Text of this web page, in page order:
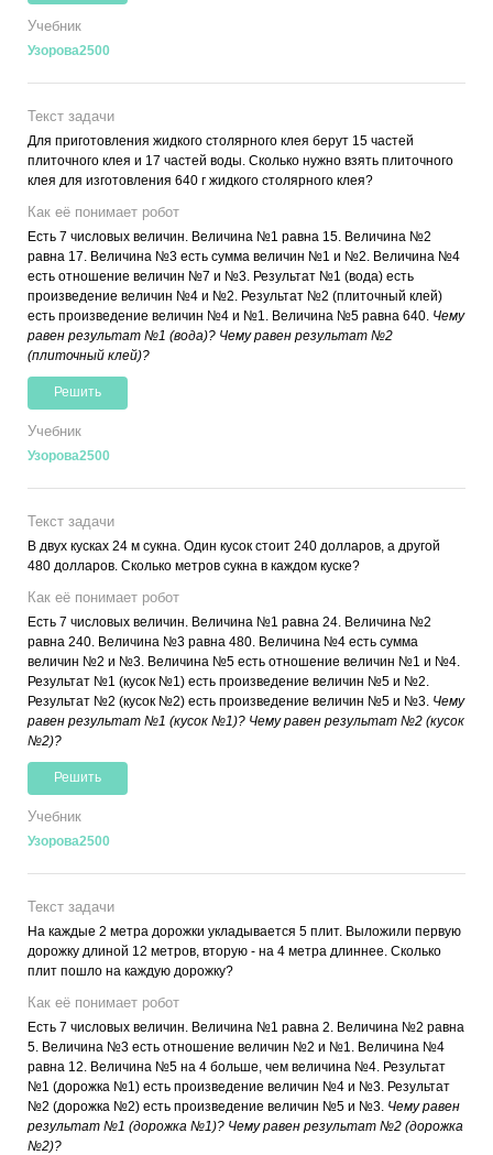
Учебник
Узорова2500
Текст задачи
Для приготовления жидкого столярного клея берут 15 частей
плиточного клея и 17 частей воды. Сколько нужно взять плиточного
клея для изготовления 640 г жидкого столярного клея?
Как её понимает робот
Есть 7 числовых величин. Величина №1 равна 15. Величина №2
равна 17. Величина №3 есть сумма величин №1 и №2. Величина №4
есть отношение величин №7 и №3. Результат №1 (вода) есть
произведение величин №4 и №2. Результат №2 (плиточный клей)
есть произведение величин №4 и №1. Величина №5 равна 640. Чему
равен результат №1 (вода)? Чему равен результат №2
(плиточный клей)?
Решить
Учебник
Узорова2500
Текст задачи
В двух кусках 24 м сукна. Один кусок стоит 240 долларов, а другой
480 долларов. Сколько метров сукна в каждом куске?
Как её понимает робот
Есть 7 числовых величин. Величина №1 равна 24. Величина №2
равна 240. Величина №3 равна 480. Величина №4 есть сумма
величин №2 и №3. Величина №5 есть отношение величин №1 и №4.
Результат №1 (кусок №1) есть произведение величин №5 и №2.
Результат №2 (кусок №2) есть произведение величин №5 и №3. Чему
равен результат №1 (кусок №1)? Чему равен результат №2 (кусок
№2)?
Решить
Учебник
Узорова2500
Текст задачи
На каждые 2 метра дорожки укладывается 5 плит. Выложили первую
дорожку длиной 12 метров, вторую - на 4 метра длиннее. Сколько
плит пошло на каждую дорожку?
Как её понимает робот
Есть 7 числовых величин. Величина №1 равна 2. Величина №2 равна
5. Величина №3 есть отношение величин №2 и №1. Величина №4
равна 12. Величина №5 на 4 больше, чем величина №4. Результат
№1 (дорожка №1) есть произведение величин №4 и №3. Результат
№2 (дорожка №2) есть произведение величин №5 и №3. Чему равен
результат №1 (дорожка №1)? Чему равен результат №2 (дорожка
№2)?